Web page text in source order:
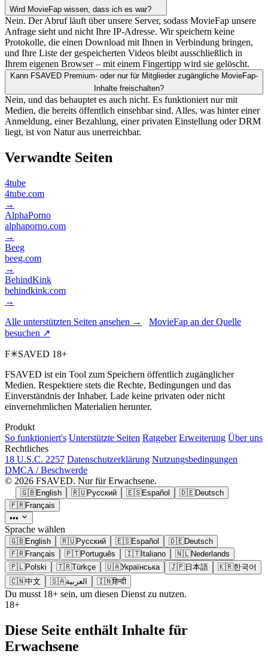
Wird MovieFap wissen, dass ich es war?
Nein. Der Abruf läuft über unsere Server, sodass MovieFap unsere
Anfrage sieht und nicht Ihre IP-Adresse. Wir speichern keine
Protokolle, die einen Download mit Ihnen in Verbindung bringen,
und Ihre Liste der gespeicherten Videos bleibt ausschließlich in
Ihrem eigenen Browser – mit einem Fingertipp wird sie gelöscht.
Kann FSAVED Premium- oder nur für Mitglieder zugängliche MovieFap-
Inhalte freischalten?
Nein, und das behauptet es auch nicht. Es funktioniert nur mit
Medien, die bereits öffentlich einsehbar sind. Alles, was hinter einer
Anmeldung, einer Bezahlung, einer privaten Einstellung oder DRM
liegt, ist von Natur aus unerreichbar.
Verwandte Seiten
4tube
4tube.com
→
AlphaPorno
alphaporno.com
→
Beeg
beeg.com
→
BehindKink
behindkink.com
→
Alle unterstützten Seiten ansehen →
MovieFap an der Quelle
besuchen ↗
F✳SAVED 18+
FSAVED ist ein Tool zum Speichern öffentlich zugänglicher
Medien. Respektiere stets die Rechte, Bedingungen und das
Einverständnis der Inhaber. Lade keine privaten oder nicht
einvernehmlichen Materialien herunter.
Produkt
So funktioniert's Unterstützte Seiten Ratgeber Erweiterung Über uns
Rechtliches
18 U.S.C. 2257 Datenschutzerklärung Nutzungsbedingungen
DMCA / Beschwerde
© 2026 FSAVED. Nur für Erwachsene.
🇬🇧English 🇷🇺Русский 🇪🇸Español 🇩🇪Deutsch
🇫🇷Français
•••
Sprache wählen
🇬🇧English 🇷🇺Русский 🇪🇸Español 🇩🇪Deutsch
🇫🇷Français 🇵🇹Português 🇮🇹Italiano 🇳🇱Nederlands
🇵🇱Polski 🇹🇷Türkçe 🇺🇦Українська 🇯🇵日本語 🇰🇷한국어
🇨🇳中文 🇸🇦العربية 🇮🇳हिन्दी
Du musst 18+ sein, um diesen Dienst zu nutzen.
18+
Diese Seite enthält Inhalte für
Erwachsene